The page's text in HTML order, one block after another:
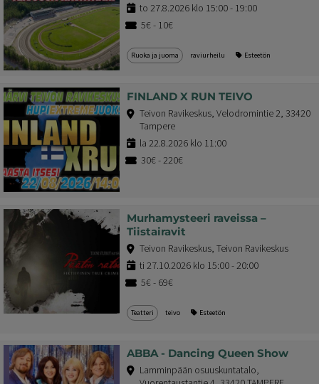
to 27.8.2026 klo 15:00 - 19:00
5€ - 10€
Ruoka ja juoma raviurheilu Esteetön
FINLAND X RUN TEIVO
Teivon Ravikeskus, Velodromintie 2, 33420
Tampere
la 22.8.2026 klo 11:00
30€ - 220€
Murhamysteeri raveissa –
Tiistairavit
Teivon Ravikeskus, Teivon Ravikeskus
ti 27.10.2026 klo 15:00 - 20:00
5€ - 69€
Teatteri teivo Esteetön
ABBA - Dancing Queen Show
Lamminpään osuuskuntatalo,